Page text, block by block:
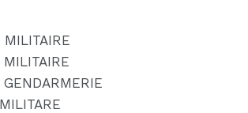
MILITAIRE